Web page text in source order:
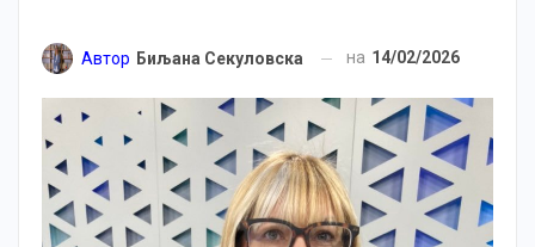
Автор Биљана Секуловска на 14/02/2026